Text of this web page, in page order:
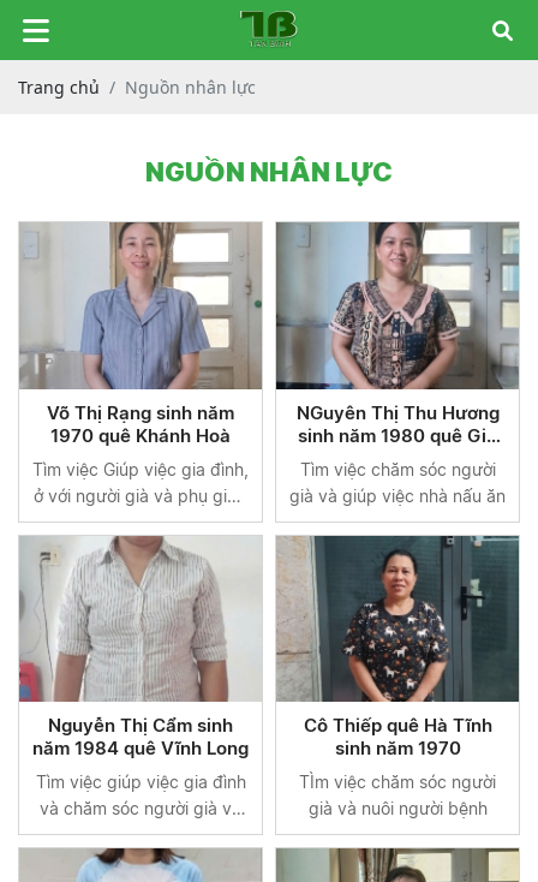
Trang chủ Nguồn nhân lực
NGUỒN NHÂN LỰC
Võ Thị Rạng sinh năm
1970 quê Khánh Hoà
Tìm việc Giúp việc gia đình,
ở với người già và phụ giúp
em bé
NGuyên Thị Thu Hương
sinh năm 1980 quê Gia
Lai
Tìm việc chăm sóc người
già và giúp việc nhà nấu ăn
Nguyễn Thị Cẩm sinh
năm 1984 quê Vĩnh Long
Tìm việc giúp việc gia đình
và chăm sóc người già và
người bệnh tại nhà tại bệnh
viện
Cô Thiếp quê Hà Tĩnh
sinh năm 1970
TÌm việc chăm sóc người
già và nuôi người bệnh